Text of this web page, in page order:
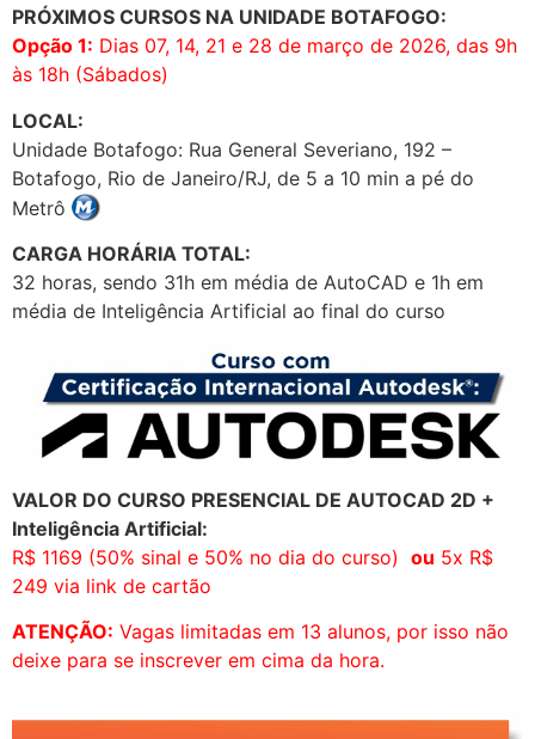
PRÓXIMOS CURSOS NA UNIDADE BOTAFOGO:
Opção 1: Dias 07, 14, 21 e 28 de março de 2026, das 9h
às 18h (Sábados)
LOCAL:
Unidade Botafogo: Rua General Severiano, 192 –
Botafogo, Rio de Janeiro/RJ, de 5 a 10 min a pé do
Metrô
CARGA HORÁRIA TOTAL:
32 horas, sendo 31h em média de AutoCAD e 1h em
média de Inteligência Artificial ao final do curso
VALOR DO CURSO PRESENCIAL DE AUTOCAD 2D +
Inteligência Artificial:
R$ 1169 (50% sinal e 50% no dia do curso) ou 5x R$
249 via link de cartão
ATENÇÃO: Vagas limitadas em 13 alunos, por isso não
deixe para se inscrever em cima da hora.